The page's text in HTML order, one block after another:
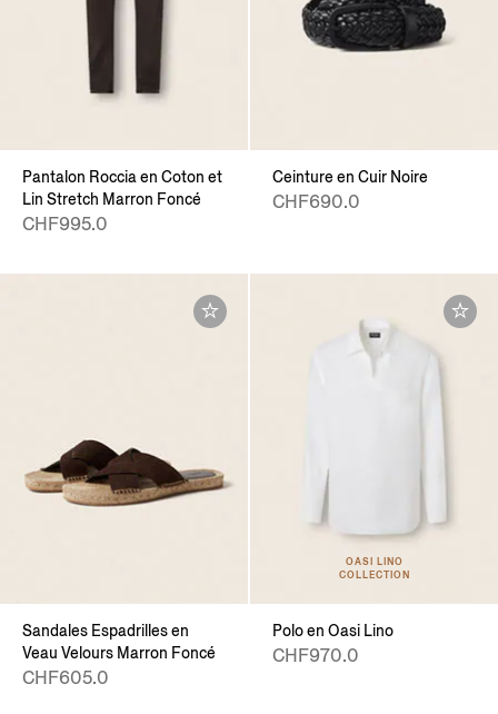
Pantalon Roccia en Coton et
Lin Stretch Marron Foncé
CHF995.0
Ceinture en Cuir Noire
CHF690.0
Sandales Espadrilles en
Veau Velours Marron Foncé
CHF605.0
OASI LINO
COLLECTION
Polo en Oasi Lino
CHF970.0